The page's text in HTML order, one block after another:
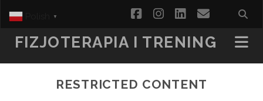
facebookinstagram
linkedinemail
FIZJOTERAPIA I TRENING
RESTRICTED CONTENT
▼